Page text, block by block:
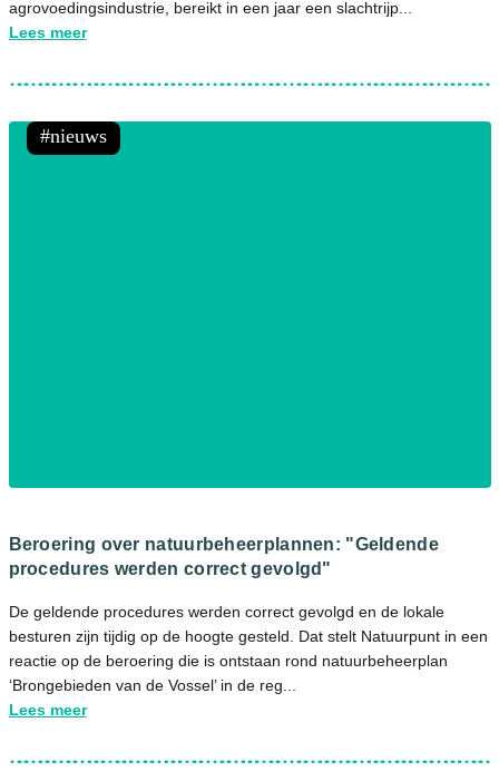
agrovoedingsindustrie, bereikt in een jaar een slachtrijp...
Lees meer
Beroering over natuurbeheerplannen: "Geldende
procedures werden correct gevolgd"
De geldende procedures werden correct gevolgd en de lokale
besturen zijn tijdig op de hoogte gesteld. Dat stelt Natuurpunt in een
reactie op de beroering die is ontstaan rond natuurbeheerplan
‘Brongebieden van de Vossel’ in de reg...
nieuws
Lees meer